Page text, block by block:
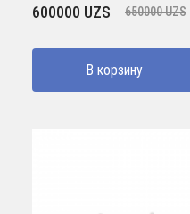
650000UZS
Первоначальная
составляла
650000 UZS.
600000 UZS
Текущая
600000 UZS.
В корзину